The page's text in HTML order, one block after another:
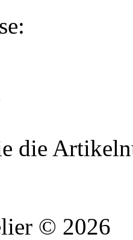
die
© 2026